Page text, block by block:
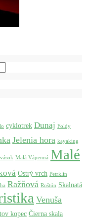
cyklotrek Dunaj Foldy
Jelenia hora kayaking
Malá Vápenná Malé
Ostrý vrch Petrklín
Ražňová Roštún Skalnatá
Venuša
kopec Čierna skala